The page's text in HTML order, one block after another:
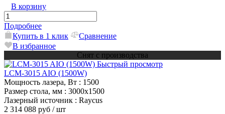
В корзину
Подробнее
Купить в 1 клик
Сравнение
В избранное
Снят с производства
Быстрый просмотр
LCM-3015 AIO (1500W)
Мощность лазера, Вт : 1500
Размер стола, мм : 3000х1500
Лазерный источник : Raycus
2 314 088 руб / шт